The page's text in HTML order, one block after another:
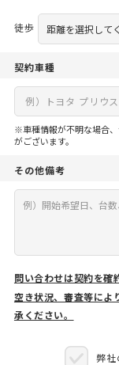
徒歩
契約車種
※車種情報が不明な場合
がございます。
その他備考
問い合わせは契約を確
空き状況、審査等によ
承ください。
弊社